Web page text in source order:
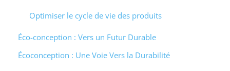
Optimiser le cycle de vie des produits
Éco-conception : Vers un Futur Durable
Écoconception : Une Voie Vers la Durabilité